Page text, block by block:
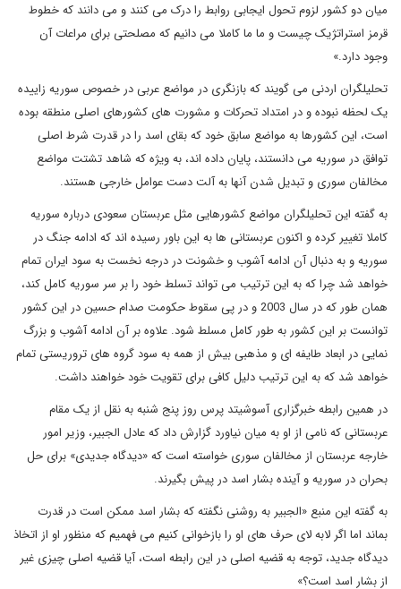
میان دو کشور لزوم تحول ایجابی روابط را درک می کنند و می دانند که خطوط
قرمز استراتژیک چیست و ما ما کاملا می دانیم که مصلحتی برای مراعات آن
وجود دارد.»
تحلیلگران اردنی می گویند که بازنگری در مواضع عربی در خصوص سوریه زاییده
یک لحظه نبوده و در امتداد تحرکات و مشورت های کشورهای اصلی منطقه بوده
است، این کشورها به مواضع سابق خود که بقای اسد را در قدرت شرط اصلی
توافق در سوریه می دانستند، پایان داده اند، به ویژه که شاهد تشتت مواضع
مخالفان سوری و تبدیل شدن آنها به آلت دست عوامل خارجی هستند.
به گفته این تحلیلگران مواضع کشورهایی مثل عربستان سعودی درباره سوریه
کاملا تغییر کرده و اکنون عربستانی ها به این باور رسیده اند که ادامه جنگ در
سوریه و به دنبال آن ادامه آشوب و خشونت در درجه نخست به سود ایران تمام
خواهد شد چرا که به این ترتیب می تواند تسلط خود را بر سر سوریه کامل کند،
همان طور که در سال 2003 و در پی سقوط حکومت صدام حسین در این کشور
توانست بر این کشور به طور کامل مسلط شود. علاوه بر آن ادامه آشوب و بزرگ
نمایی در ابعاد طایفه ای و مذهبی بیش از همه به سود گروه های تروریستی تمام
خواهد شد که به این ترتیب دلیل کافی برای تقویت خود خواهند داشت.
در همین رابطه خبرگزاری آسوشیتد پرس روز پنج شنبه به نقل از یک مقام
عربستانی که نامی از او به میان نیاورد گزارش داد که عادل الجبیر، وزیر امور
خارجه عربستان از مخالفان سوری خواسته است که «دیدگاه جدیدی» برای حل
بحران در سوریه و آینده بشار اسد در پیش بگیرند.
به گفته این منبع «الجبیر به روشنی نگفته که بشار اسد ممکن است در قدرت
بماند اما اگر لابه لای حرف های او را بازخوانی کنیم می فهمیم که منظور او از اتخاذ
دیدگاه جدید، توجه به قضیه اصلی در این رابطه است، آیا قضیه اصلی چیزی غیر
از بشار اسد است؟»